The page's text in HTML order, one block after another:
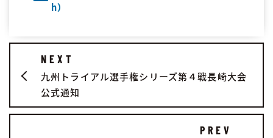
h）
NEXT
九州トライアル選手権シリーズ第４戦長崎大会
公式通知
PREV